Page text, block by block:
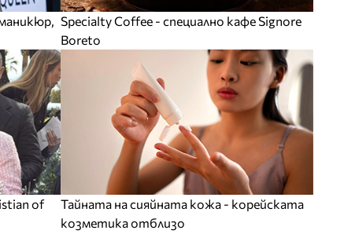
Specialty Coffee - специално кафе Signore
Boreto
of
Тайната на сияйната кожа - корейската
козметика отблизо